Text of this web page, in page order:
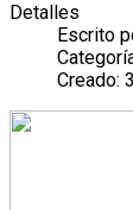
Detalles
Escrito
Creado: